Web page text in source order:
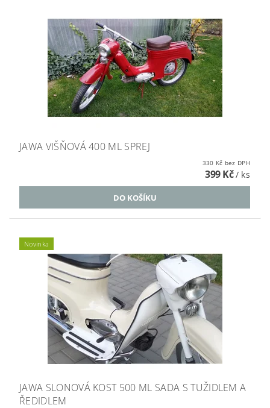
JAWA VIŠŇOVÁ 400 ML SPREJ
330 Kč bez DPH
399 Kč/ ks
Novinka
JAWA SLONOVÁ KOST 500 ML SADA S TUŽIDLEM A
ŘEDIDLEM